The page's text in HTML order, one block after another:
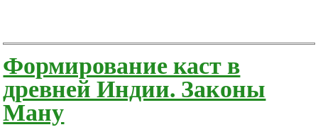
Формирование каст в
древней Индии. Законы
Ману